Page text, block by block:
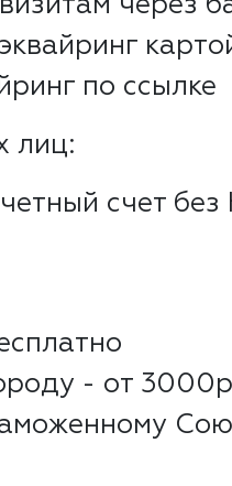
через
по ссылке
лиц:
счет
- от